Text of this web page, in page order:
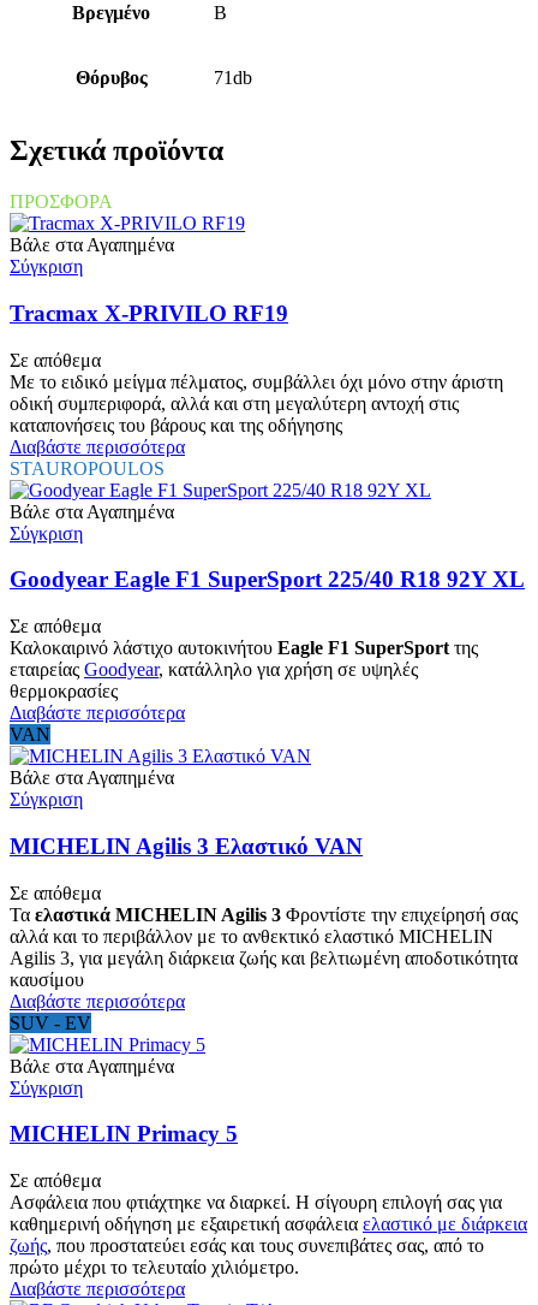
Βρεγμένο B
Θόρυβος 71db
Σχετικά προϊόντα
ΠΡΟΣΦΟΡΑ
Βάλε στα Αγαπημένα
Σύγκριση
Tracmax X-PRIVILO RF19
Σε απόθεμα
Με το ειδικό μείγμα πέλματος, συμβάλλει όχι μόνο στην άριστη
οδική συμπεριφορά, αλλά και στη μεγαλύτερη αντοχή στις
καταπονήσεις του βάρους και της οδήγησης
Διαβάστε περισσότερα
STAUROPOULOS
Βάλε στα Αγαπημένα
Σύγκριση
Goodyear Eagle F1 SuperSport 225/40 R18 92Y XL
Σε απόθεμα
Καλοκαιρινό λάστιχο αυτοκινήτου Eagle F1 SuperSport της
εταιρείας Goodyear, κατάλληλο για χρήση σε υψηλές
θερμοκρασίες
Διαβάστε περισσότερα
VAN
Βάλε στα Αγαπημένα
Σύγκριση
MICHELIN Agilis 3 Ελαστικό VAN
Σε απόθεμα
Τα ελαστικά MICHELIN Agilis 3 Φροντίστε την επιχείρησή σας
αλλά και το περιβάλλον με το ανθεκτικό ελαστικό MICHELIN
Agilis 3, για μεγάλη διάρκεια ζωής και βελτιωμένη αποδοτικότητα
καυσίμου
Διαβάστε περισσότερα
SUV - EV
Βάλε στα Αγαπημένα
Σύγκριση
MICHELIN Primacy 5
Σε απόθεμα
Ασφάλεια που φτιάχτηκε να διαρκεί. Η σίγουρη επιλογή σας για
καθημερινή οδήγηση με εξαιρετική ασφάλεια ελαστικό με διάρκεια
ζωής, που προστατεύει εσάς και τους συνεπιβάτες σας, από το
πρώτο μέχρι το τελευταίο χιλιόμετρο.
Διαβάστε περισσότερα